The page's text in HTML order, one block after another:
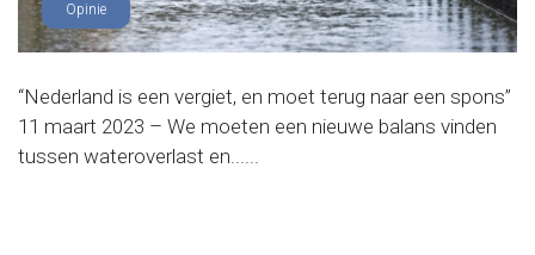
Opinie
“Nederland is een vergiet, en moet terug naar een spons”
11 maart 2023 – We moeten een nieuwe balans vinden
tussen wateroverlast en......